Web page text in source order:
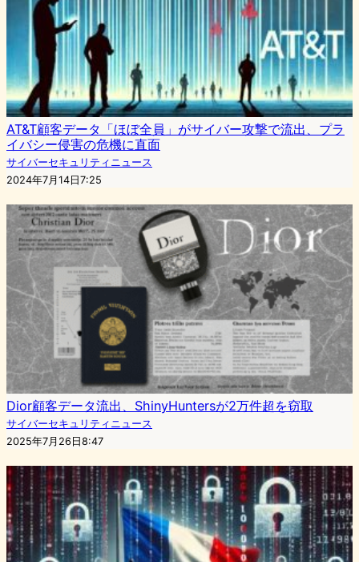
AT&T顧客データ「ほぼ全員」がサイバー攻撃で流出、プラ
イバシー侵害の危機に直面
サイバーセキュリティニュース
2024年7月14日7:25
Dior顧客データ流出、ShinyHuntersが2万件超を窃取
サイバーセキュリティニュース
2025年7月26日8:47